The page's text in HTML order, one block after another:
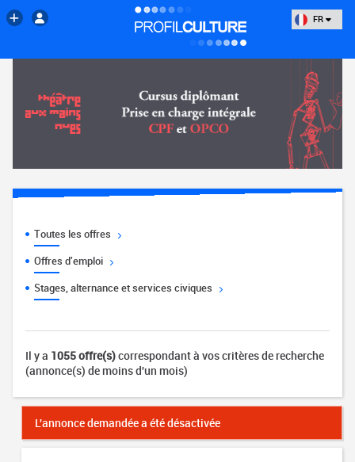
FR
Toutes les offres
Offres d'emploi
Stages, alternance et services civiques
Il y a 1055 offre(s)correspondant à vos critères de recherche
(annonce(s) de moins d'un mois)
L'annonce demandée a été désactivée